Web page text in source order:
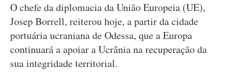
O chefe da diplomacia da União Europeia (UE),
Josep Borrell, reiterou hoje, a partir da cidade
portuária ucraniana de Odessa, que a Europa
continuará a apoiar a Ucrânia na recuperação da
sua integridade territorial.